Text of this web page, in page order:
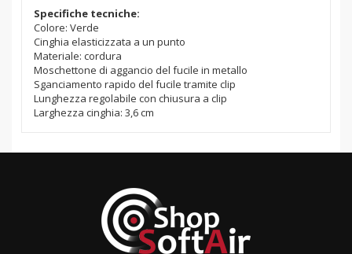
Specifiche tecniche:
Colore: Verde
Cinghia elasticizzata a un punto
Materiale: cordura
Moschettone di aggancio del fucile in metallo
Sganciamento rapido del fucile tramite clip
Lunghezza regolabile con chiusura a clip
Larghezza cinghia: 3,6 cm